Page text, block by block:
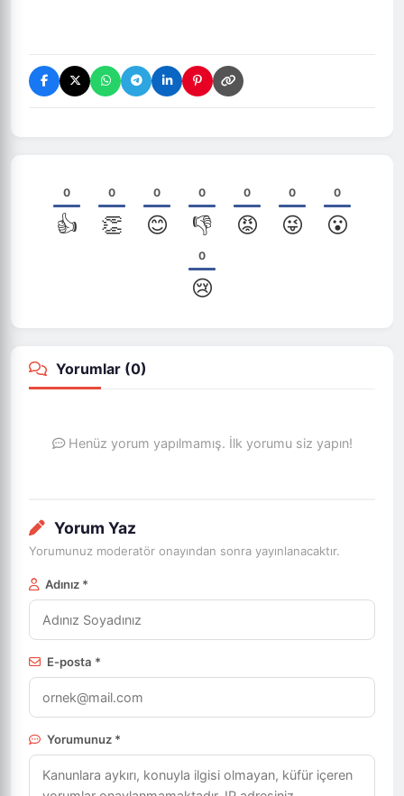
0
👍
0
👏
0
😊
0
👎
0
😡
0
😜
0
😮
0
😢
Yorumlar (0)
Henüz yorum yapılmamış. İlk yorumu siz yapın!
Yorum Yaz
Yorumunuz moderatör onayından sonra yayınlanacaktır.
Adınız *
E-posta *
Yorumunuz *